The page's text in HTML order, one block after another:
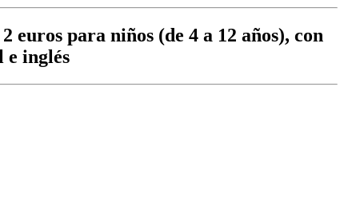
para niños (de 4 a 12 años), con
e inglés